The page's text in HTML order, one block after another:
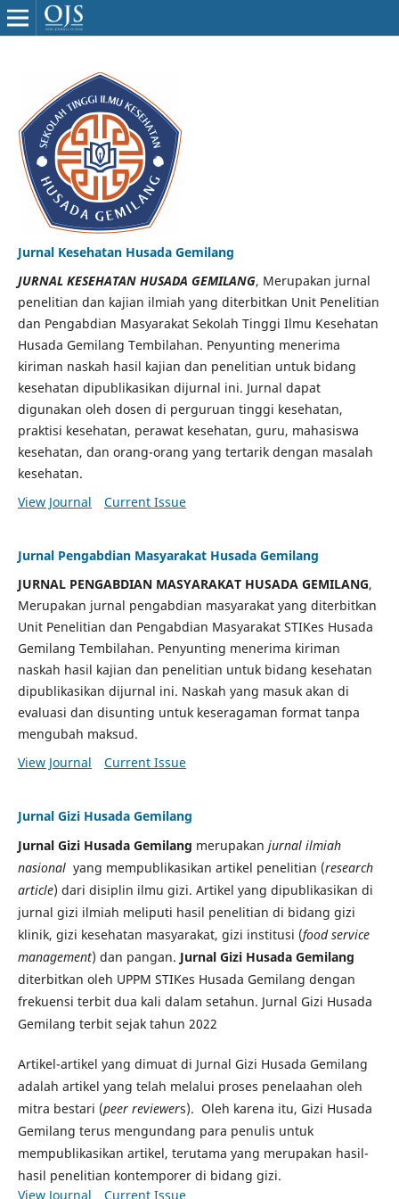
Jurnal Kesehatan Husada Gemilang
JURNAL KESEHATAN HUSADA GEMILANG, Merupakan jurnal
penelitian dan kajian ilmiah yang diterbitkan Unit Penelitian
dan Pengabdian Masyarakat Sekolah Tinggi Ilmu Kesehatan
Husada Gemilang Tembilahan. Penyunting menerima
kiriman naskah hasil kajian dan penelitian untuk bidang
kesehatan dipublikasikan dijurnal ini. Jurnal dapat
digunakan oleh dosen di perguruan tinggi kesehatan,
praktisi kesehatan, perawat kesehatan, guru, mahasiswa
kesehatan, dan orang-orang yang tertarik dengan masalah
kesehatan.
View Journal
Current Issue
Jurnal Pengabdian Masyarakat Husada Gemilang
JURNAL PENGABDIAN MASYARAKAT HUSADA GEMILANG,
Merupakan jurnal pengabdian masyarakat yang diterbitkan
Unit Penelitian dan Pengabdian Masyarakat STIKes Husada
Gemilang Tembilahan. Penyunting menerima kiriman
naskah hasil kajian dan penelitian untuk bidang kesehatan
dipublikasikan dijurnal ini. Naskah yang masuk akan di
evaluasi dan disunting untuk keseragaman format tanpa
mengubah maksud.
View Journal
Current Issue
Jurnal Gizi Husada Gemilang
Jurnal Gizi Husada Gemilang merupakan jurnal ilmiah
nasionalyang mempublikasikan artikel penelitian (research
article) dari disiplin ilmu gizi. Artikel yang dipublikasikan di
jurnal gizi ilmiah meliputi hasil penelitian di bidang gizi
klinik, gizi kesehatan masyarakat, gizi institusi (food service
management) dan pangan. Jurnal Gizi Husada Gemilang
diterbitkan oleh UPPM STIKes Husada Gemilang dengan
frekuensi terbit dua kali dalam setahun. Jurnal Gizi Husada
Gemilang terbit sejak tahun 2022
Artikel-artikel yang dimuat di Jurnal Gizi Husada Gemilang
adalah artikel yang telah melalui proses penelaahan oleh
mitra bestari (peer reviewers). Oleh karena itu, Gizi Husada
Gemilang terus mengundang para penulis untuk
mempublikasikan artikel, terutama yang merupakan hasil-
hasil penelitian kontemporer di bidang gizi.
View Journal
Current Issue